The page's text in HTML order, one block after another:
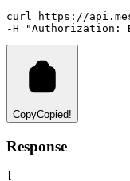
curl
https://
-H
"Authorization:
CopyCopied!
Response